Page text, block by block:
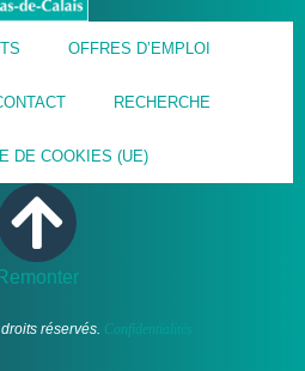
OFFRES D’EMPLOI
RECHERCHE
DE COOKIES (UE)
Remonter
réservés. Confidentialités